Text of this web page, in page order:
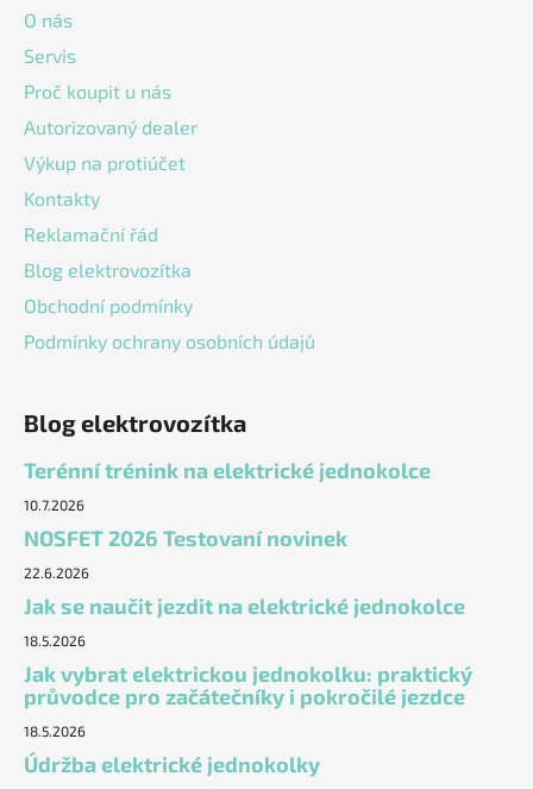
O nás
Servis
Proč koupit u nás
Autorizovaný dealer
Výkup na protiúčet
Kontakty
Reklamační řád
Blog elektrovozítka
Obchodní podmínky
Podmínky ochrany osobních údajů
Blog elektrovozítka
Terénní trénink na elektrické jednokolce
10.7.2026
NOSFET 2026 Testovaní novinek
22.6.2026
Jak se naučit jezdit na elektrické jednokolce
18.5.2026
Jak vybrat elektrickou jednokolku: praktický
průvodce pro začátečníky i pokročilé jezdce
18.5.2026
Údržba elektrické jednokolky